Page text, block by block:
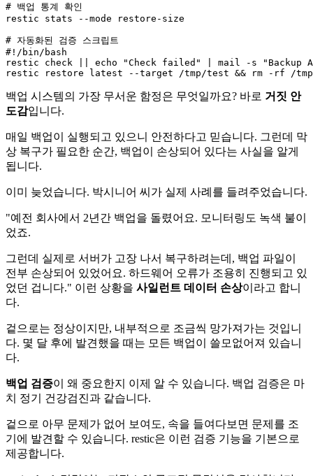
# 백업 통계 확인
restic stats --mode restore-size
# 자동화된 검증 스크립트
#!/bin/bash
restic check || echo
"Check failed" | mail -s
"Backup
restic restore latest --target /tmp/test && rm -rf /
백업 시스템의 가장 무서운 함정은 무엇일까요? 바로 거짓 안
도감입니다.
매일 백업이 실행되고 있으니 안전하다고 믿습니다. 그런데 막
상 복구가 필요한 순간, 백업이 손상되어 있다는 사실을 알게
됩니다.
이미 늦었습니다. 박시니어 씨가 실제 사례를 들려주었습니다.
"예전 회사에서 2년간 백업을 돌렸어요. 모니터링도 녹색 불이
었죠.
그런데 실제로 서버가 고장 나서 복구하려는데, 백업 파일이
전부 손상되어 있었어요. 하드웨어 오류가 조용히 진행되고 있
었던 겁니다." 이런 상황을 사일런트 데이터 손상이라고 합니
다.
겉으로는 정상이지만, 내부적으로 조금씩 망가져가는 것입니
다. 몇 달 후에 발견했을 때는 모든 백업이 쓸모없어져 있습니
다.
백업 검증이 왜 중요한지 이제 알 수 있습니다. 백업 검증은 마
치 정기 건강검진과 같습니다.
겉으로 아무 문제가 없어 보여도, 속을 들여다보면 문제를 조
기에 발견할 수 있습니다. restic은 이런 검증 기능을 기본으로
제공합니다.